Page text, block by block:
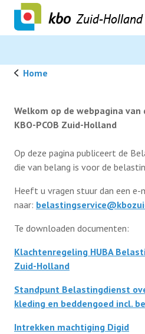
Zuid-Holland
Over ons
Actueel
Ledenservice
Ledenvoordeel
Speerpunten
Afdelingen
Home
Welkom op de webpagina
KBO-PCOB Zuid-Holland
Op deze pagina publiceert de
die van belang is voor de
Heeft u vragen stuur dan een e-
naar:
Te downloaden documenten:
Klachtenregeling HUBA
Zuid-Holland
Standpunt Belastingdienst
kleding en beddengoed incl.
Intrekken machtiging Digid